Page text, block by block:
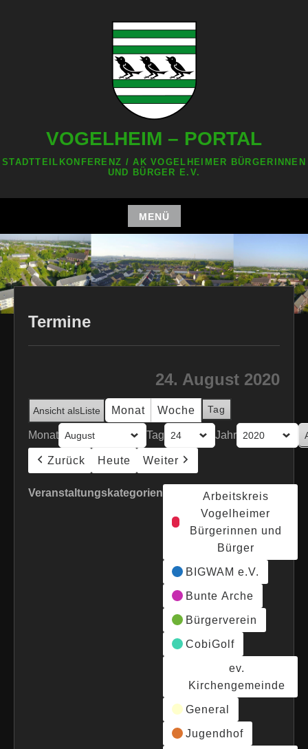
VOGELHEIM – PORTAL
STADTTEILKONFERENZ / AK VOGELHEIMER BÜRGERINNEN
UND BÜRGER E.V.
MENÜ
Zum
Inhalt
springen
Termine
24. August 2020
Ansicht alsListe Monat Woche Tag
Monat Tag Jahr
Zurück Heute Weiter
Veranstaltungskategorien
Arbeitskreis
Vogelheimer
Bürgerinnen und
Bürger
BIGWAM e.V.
Bunte Arche
Bürgerverein
CobiGolf
ev.
Kirchengemeinde
General
Jugendhof